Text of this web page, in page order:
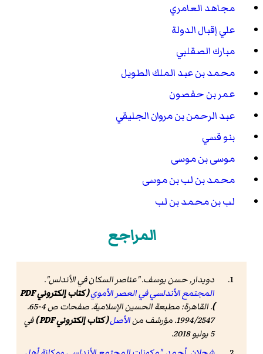
مجاهد العامري
علي إقبال الدولة
مبارك الصقلبي
محمد بن عبد الملك الطويل
عمر بن حفصون
عبد الرحمن بن مروان الجليقي
بنو قسي
موسى بن موسى
محمد بن لب بن موسى
لب بن محمد بن لب
المراجع
دويدار, حسن يوسف. "عناصر السكان في الأندلس".
المجتمع الأندلسي في العصر الأموي
( كتاب إلكتروني PDF
)
. القاهرة: مطبعة الحسين الإسلامية. صفحات ص 4-65.
1994/2547. مؤرشف من
الأصل( كتاب إلكتروني PDF )
في
5 يوليو 2018.